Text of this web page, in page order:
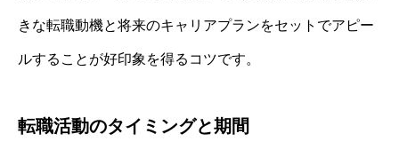
きな転職動機と将来のキャリアプランをセットでアピー
ルすることが好印象を得るコツです。
転職活動のタイミングと期間